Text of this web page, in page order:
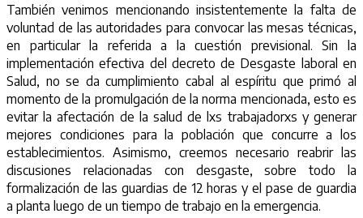
También venimos mencionando insistentemente la falta de
voluntad de las autoridades para convocar las mesas técnicas,
en particular la referida a la cuestión previsional. Sin la
implementación efectiva del decreto de Desgaste laboral en
Salud, no se da cumplimiento cabal al espíritu que primó al
momento de la promulgación de la norma mencionada, esto es
evitar la afectación de la salud de lxs trabajadorxs y generar
mejores condiciones para la población que concurre a los
establecimientos. Asimismo, creemos necesario reabrir las
discusiones relacionadas con desgaste, sobre todo la
formalización de las guardias de 12 horas y el pase de guardia
a planta luego de un tiempo de trabajo en la emergencia.